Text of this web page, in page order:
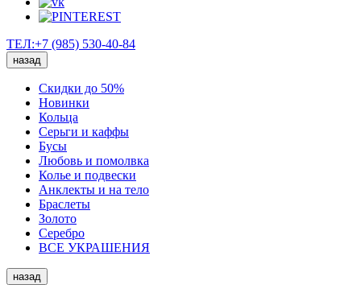
ТЕЛ:+7 (985) 530-40-84
назад
Скидки до 50%
Новинки
Кольца
Серьги и каффы
Бусы
Любовь и помолвка
Колье и подвески
Анклекты и на тело
Браслеты
Золото
Серебро
ВСЕ УКРАШЕНИЯ
назад